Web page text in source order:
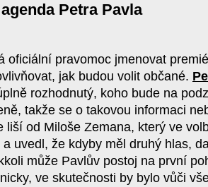
Petra Pavla
oficiální pravomoc jmenovat
jak budou volit občané.
rozhodnutý, koho bude na
takže se o takovou informaci
liší od Miloše Zemana, který ve
uvedl, že kdyby měl druhý hlas,
může Pavlův postoj na první
ve skutečnosti by bylo vůči